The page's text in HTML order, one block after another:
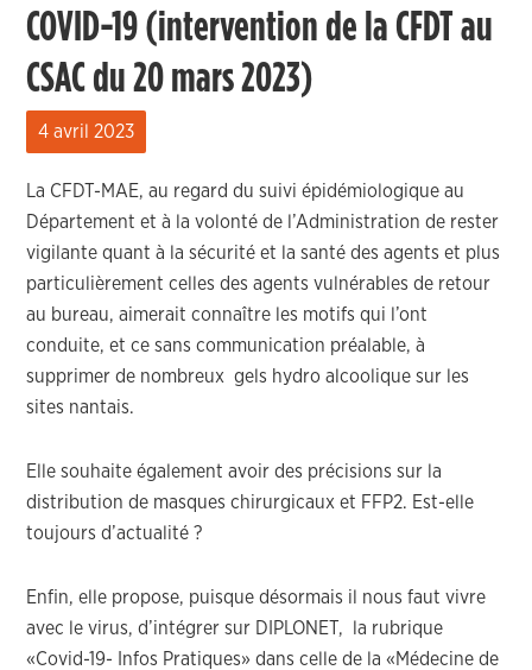
COVID-19 (intervention de la CFDT au
CSAC du 20 mars 2023)
4 avril 2023
La CFDT-MAE, au regard du suivi épidémiologique au
Département et à la volonté de l’Administration de rester
vigilante quant à la sécurité et la santé des agents et plus
particulièrement celles des agents vulnérables de retour
au bureau, aimerait connaître les motifs qui l’ont
conduite, et ce sans communication préalable, à
supprimer de nombreux gels hydro alcoolique sur les
sites nantais.
Elle souhaite également avoir des précisions sur la
distribution de masques chirurgicaux et FFP2. Est-elle
toujours d’actualité ?
Enfin, elle propose, puisque désormais il nous faut vivre
avec le virus, d’intégrer sur DIPLONET, la rubrique
«Covid-19- Infos Pratiques» dans celle de la «Médecine de